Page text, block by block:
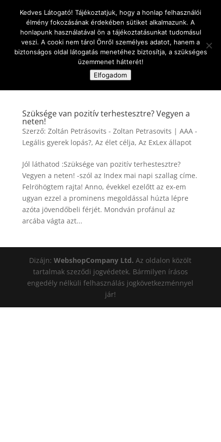
Oldal kiválasztása
Szüksége van pozitív terhestesztre? Vegyen a
neten!
Szerző: Zoltán Petrásovits - Zoltan Petrasovits | AAA -
Legális gyerek lopás?, Az élet célja, Az ExLex állapot
Jól láthatod :Szüksége van pozitív terhestesztre?
Vegyen a neten! -szól az Index mai napi szallag címe.
Felröhögtem rajta! Anno, évekkel ezelőtt az ex-em
ugyan ezzel a prominens megoldással húzta lépre
azóta jövendőbeli férjét. Mondván profánul az
arcába vágta azt...
Dizájn:WebshopCompany Ltd.Az oldalon közölt
tartalmak szeződi jogvédetek. Bármilyen írásos
engedély nélküli felhasználás jogkövetkezménnyel
jár!
Kedves Látogató! Tájékoztatjuk, hogy a honlap felhasználói
élmény fokozásának érdekében sütiket alkalmazunk. A
honlapunk használatával ön a tájékoztatásunkat tudomásul
veszi. A cooki nem tárol Önről személyes adatot, hanem a
biztonságos oldal látogatás menetéhez biztosítja, a szükséges
üzemmenet hátterét!
Elfogadom